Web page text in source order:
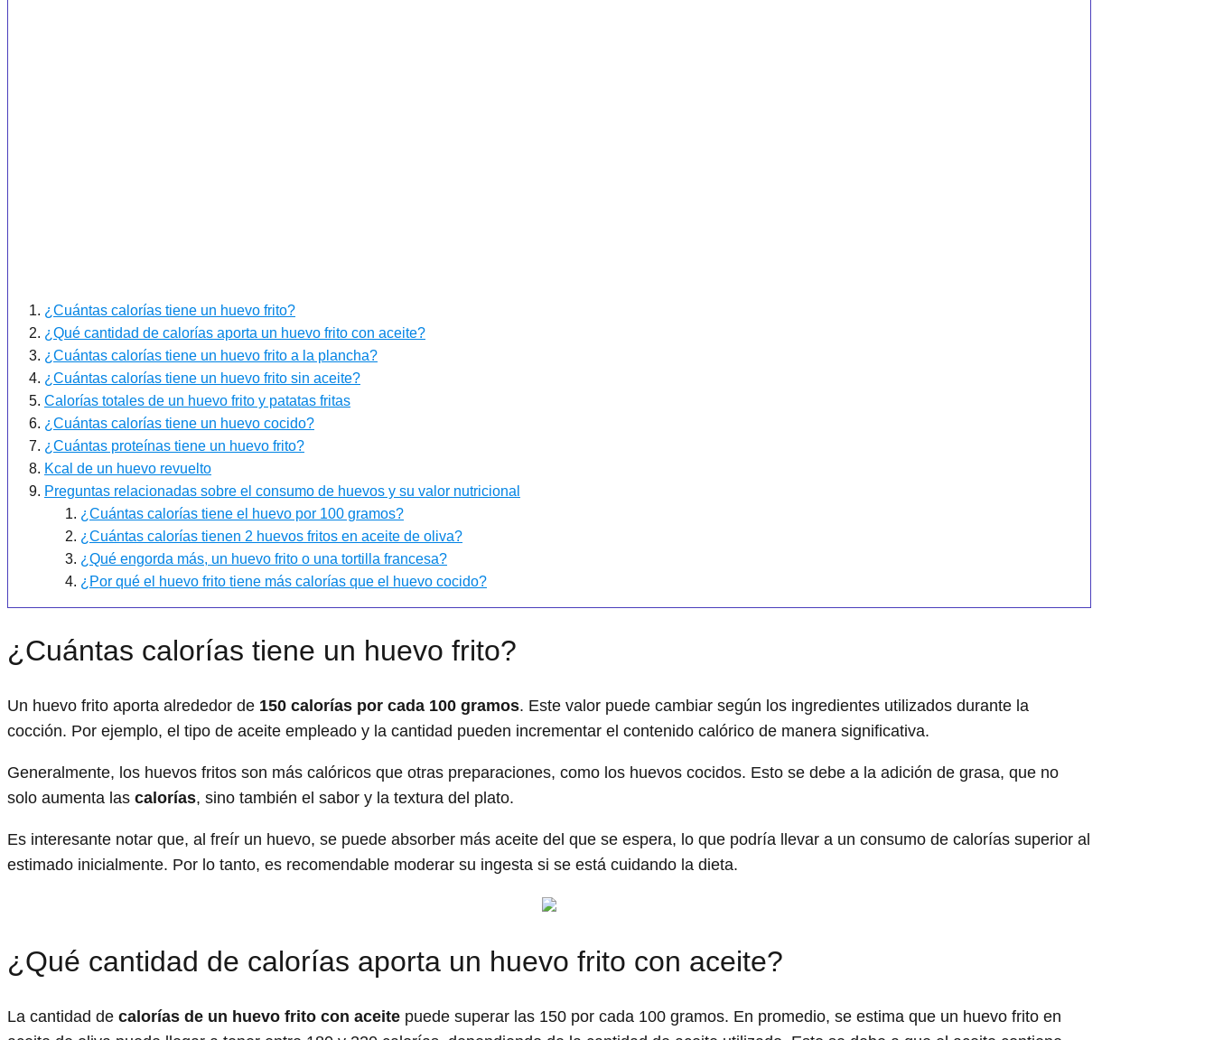
¿Cuántas calorías tiene un huevo frito?
¿Qué cantidad de calorías aporta un huevo frito con aceite?
¿Cuántas calorías tiene un huevo frito a la plancha?
¿Cuántas calorías tiene un huevo frito sin aceite?
Calorías totales de un huevo frito y patatas fritas
¿Cuántas calorías tiene un huevo cocido?
¿Cuántas proteínas tiene un huevo frito?
Kcal de un huevo revuelto
Preguntas relacionadas sobre el consumo de huevos y su valor nutricional
¿Cuántas calorías tiene el huevo por 100 gramos?
¿Cuántas calorías tienen 2 huevos fritos en aceite de oliva?
¿Qué engorda más, un huevo frito o una tortilla francesa?
¿Por qué el huevo frito tiene más calorías que el huevo cocido?
¿Cuántas calorías tiene un huevo frito?
Un huevo frito aporta alrededor de 150 calorías por cada 100 gramos. Este valor puede cambiar según los ingredientes utilizados durante la
cocción. Por ejemplo, el tipo de aceite empleado y la cantidad pueden incrementar el contenido calórico de manera significativa.
Generalmente, los huevos fritos son más calóricos que otras preparaciones, como los huevos cocidos. Esto se debe a la adición de grasa, que no
solo aumenta las calorías, sino también el sabor y la textura del plato.
Es interesante notar que, al freír un huevo, se puede absorber más aceite del que se espera, lo que podría llevar a un consumo de calorías superior al
estimado inicialmente. Por lo tanto, es recomendable moderar su ingesta si se está cuidando la dieta.
¿Qué cantidad de calorías aporta un huevo frito con aceite?
La cantidad de calorías de un huevo frito con aceite puede superar las 150 por cada 100 gramos. En promedio, se estima que un huevo frito en